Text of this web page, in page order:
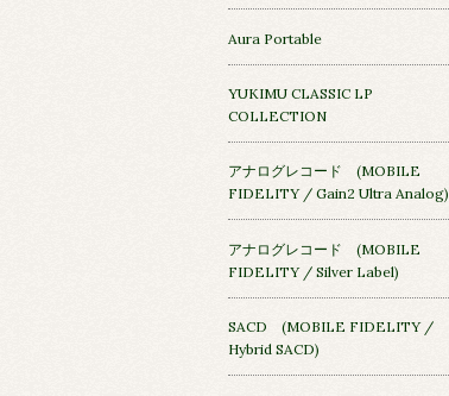
Aura Portable
YUKIMU CLASSIC LP
COLLECTION
アナログレコード (MOBILE
FIDELITY / Gain2 Ultra Analog)
アナログレコード (MOBILE
FIDELITY / Silver Label)
SACD (MOBILE FIDELITY /
Hybrid SACD)